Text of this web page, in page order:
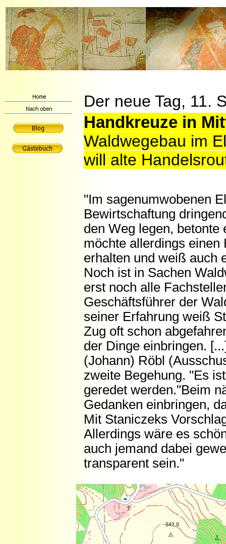
Der neue Tag, 11.
Handkreuze in
Waldwegebau im
will alte
"Im sagenumwobenen
Bewirtschaftung
den Weg legen, betonte
möchte allerdings einen
erhalten und weiß auch
Noch ist in Sachen
erst noch alle
Geschäftsführer der
seiner Erfahrung weiß
Zug oft schon
der Dinge einbringen.
(Johann) Röbl
zweite Begehung. "Es
geredet werden."Beim
Gedanken einbringen,
Mit Staniczeks
Allerdings wäre es
auch jemand dabei
transparent sein."